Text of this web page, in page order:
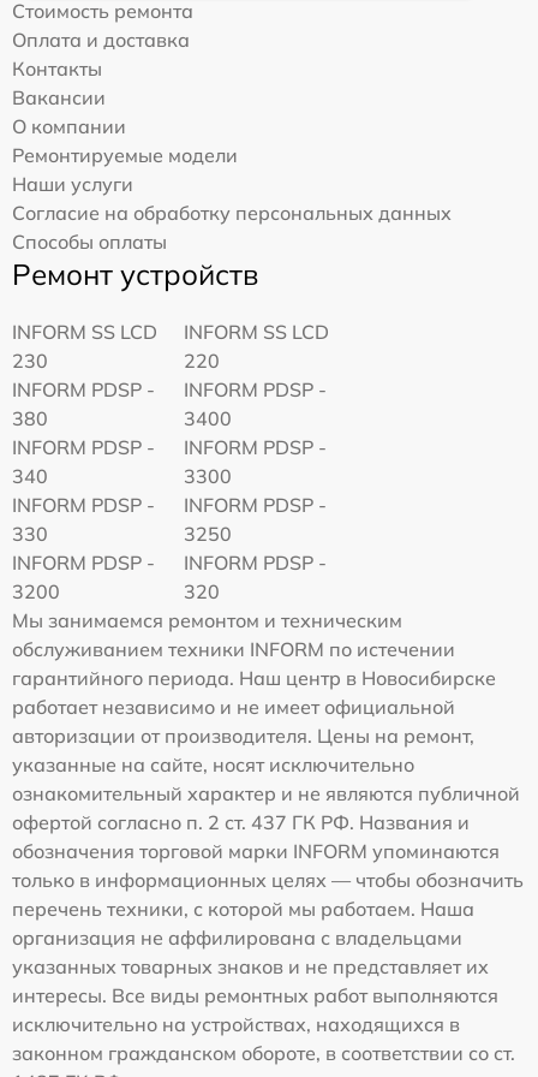
Стоимость ремонта
Оплата и доставка
Контакты
Вакансии
О компании
Ремонтируемые модели
Наши услуги
Согласие на обработку персональных данных
Способы оплаты
Ремонт устройств
INFORM SS LCD
230
INFORM SS LCD
220
INFORM PDSP -
380
INFORM PDSP -
3400
INFORM PDSP -
340
INFORM PDSP -
3300
INFORM PDSP -
330
INFORM PDSP -
3250
INFORM PDSP -
3200
INFORM PDSP -
320
Мы занимаемся ремонтом и техническим
обслуживанием техники INFORM по истечении
гарантийного периода. Наш центр в Новосибирске
работает независимо и не имеет официальной
авторизации от производителя. Цены на ремонт,
указанные на сайте, носят исключительно
ознакомительный характер и не являются публичной
офертой согласно п. 2 ст. 437 ГК РФ. Названия и
обозначения торговой марки INFORM упоминаются
только в информационных целях — чтобы обозначить
перечень техники, с которой мы работаем. Наша
организация не аффилирована с владельцами
указанных товарных знаков и не представляет их
интересы. Все виды ремонтных работ выполняются
исключительно на устройствах, находящихся в
законном гражданском обороте, в соответствии со ст.